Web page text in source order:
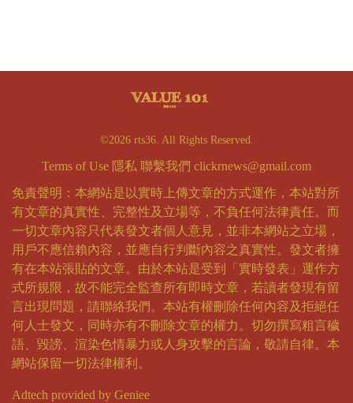
©2026 rts36. All Rights Reserved.
Terms of Use 隱私 聯繫我們 clickrnews@gmail.com
免責聲明：本網站是以實時上傳文章的方式運作，本站對所
有文章的真實性、完整性及立場等，不負任何法律責任。而
一切文章內容只代表發文者個人意見，並非本網站之立場，
用戶不應信賴內容，並應自行判斷內容之真實性。發文者擁
有在本站張貼的文章。由於本站是受到「實時發表」運作方
式所規限，故不能完全監查所有即時文章，若讀者發現有留
言出現問題，請聯絡我們。本站有權刪除任何內容及拒絕任
何人士發文，同時亦有不刪除文章的權力。切勿撰寫粗言穢
語、毀謗、渲染色情暴力或人身攻擊的言論，敬請自律。本
網站保留一切法律權利。
Adtech provided by Geniee